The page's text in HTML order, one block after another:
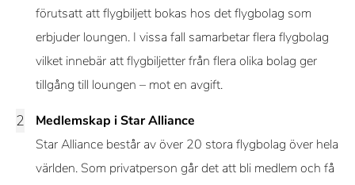
förutsatt att flygbiljett bokas hos det flygbolag som
erbjuder loungen. I vissa fall samarbetar flera flygbolag
vilket innebär att flygbiljetter från flera olika bolag ger
tillgång till loungen – mot en avgift.
Medlemskap i Star Alliance
Star Alliance består av över 20 stora flygbolag över hela
världen. Som privatperson går det att bli medlem och få